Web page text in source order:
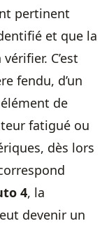
pertinent
et que la
C’est
fendu, d’un
de
fatigué ou
dès lors
4, la
devenir un